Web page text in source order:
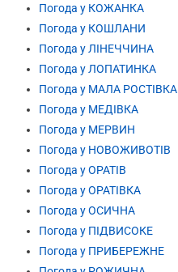
Погода у КОЖАНКА
Погода у КОШЛАНИ
Погода у ЛІНЕЧЧИНА
Погода у ЛОПАТИНКА
Погода у МАЛА РОСТІВКА
Погода у МЕДІВКА
Погода у МЕРВИН
Погода у НОВОЖИВОТІВ
Погода у ОРАТІВ
Погода у ОРАТІВКА
Погода у ОСИЧНА
Погода у ПІДВИСОКЕ
Погода у ПРИБЕРЕЖНЕ